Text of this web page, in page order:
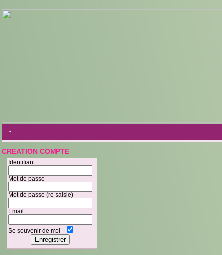
-
CREATION COMPTE
Identifiant
Mot de passe
Mot de passe (re-saisie)
Email
Se souvenir de moi